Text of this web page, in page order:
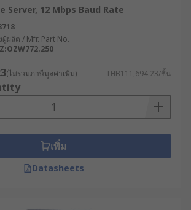
Server, 12 Mbps Baud Rate
ผลิต / Mfr. Part No.
(ไม่รวมภาษีมูลค่าเพิ่ม) THB111,694.23/ชิ้น
เพิ่ม
Datasheets